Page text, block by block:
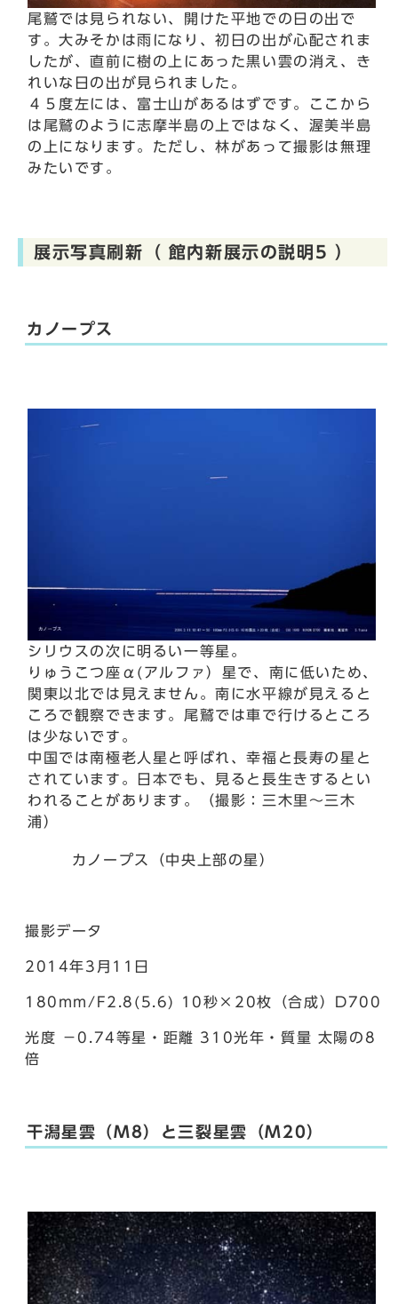
尾鷲では見られない、開けた平地での日の出で
す。大みそかは雨になり、初日の出が心配されま
したが、直前に樹の上にあった黒い雲の消え、き
れいな日の出が見られました。
４５度左には、富士山があるはずです。ここから
は尾鷲のように志摩半島の上ではなく、渥美半島
の上になります。ただし、林があって撮影は無理
みたいです。
展示写真刷新（ 館内新展示の説明5 ）
カノープス
シリウスの次に明るい一等星。
りゅうこつ座α(アルファ）星で、南に低いため、
関東以北では見えません。南に水平線が見えると
ころで観察できます。尾鷲では車で行けるところ
は少ないです。
中国では南極老人星と呼ばれ、幸福と長寿の星と
されています。日本でも、見ると長生きするとい
われることがあります。（撮影：三木里～三木
浦）
カノープス（中央上部の星）
撮影データ
2014年3月11日
180mm/F2.8(5.6) 10秒×20枚（合成）D700
光度 －0.74等星・距離 310光年・質量 太陽の8
倍
干潟星雲（M8）と三裂星雲（M20）